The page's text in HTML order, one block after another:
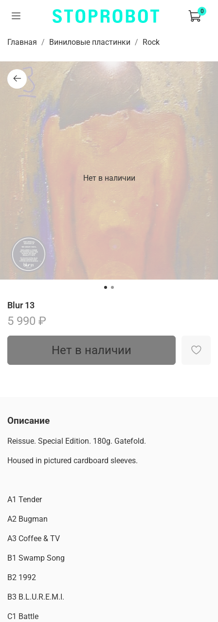
0
Главная Виниловые пластинки Rock
Нет в наличии
Blur 13
5 990 ₽
Нет в наличии
Описание
Reissue. Special Edition. 180g. Gatefold.
Housed in pictured cardboard sleeves.
A1 Tender
A2 Bugman
A3 Coffee & TV
B1 Swamp Song
B2 1992
B3 B.L.U.R.E.M.I.
C1 Battle